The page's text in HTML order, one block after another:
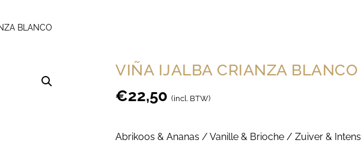
BLANCO
VIÑA IJALBA CRIANZA BLANCO
€22,50 (incl. BTW)
Abrikoos & Ananas / Vanille & Brioche / Zuiver & Intens